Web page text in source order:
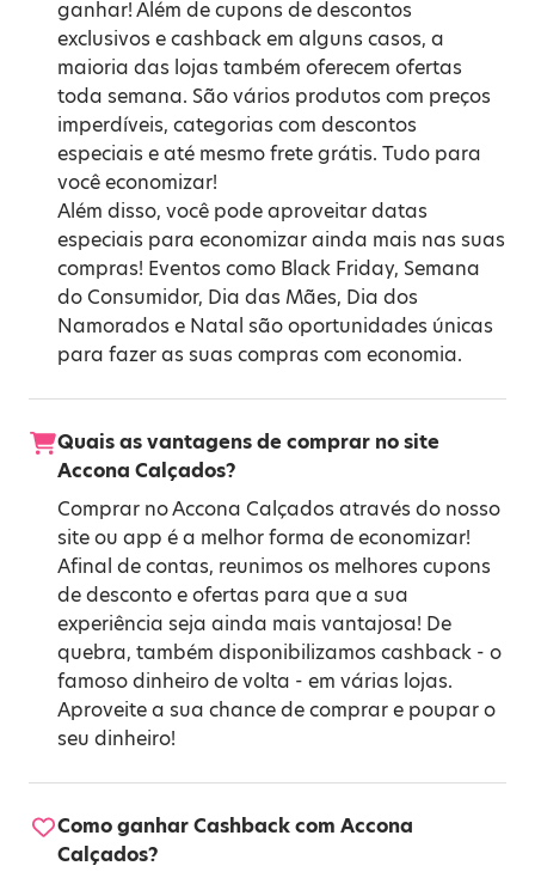
ganhar! Além de cupons de descontos
exclusivos e cashback em alguns casos, a
maioria das lojas também oferecem ofertas
toda semana. São vários produtos com preços
imperdíveis, categorias com descontos
especiais e até mesmo frete grátis. Tudo para
você economizar!
Além disso, você pode aproveitar datas
especiais para economizar ainda mais nas suas
compras! Eventos como Black Friday, Semana
do Consumidor, Dia das Mães, Dia dos
Namorados e Natal são oportunidades únicas
para fazer as suas compras com economia.
Quais as vantagens de comprar no site
Accona Calçados?
Comprar no Accona Calçados através do nosso
site ou app é a melhor forma de economizar!
Afinal de contas, reunimos os melhores cupons
de desconto e ofertas para que a sua
experiência seja ainda mais vantajosa! De
quebra, também disponibilizamos cashback - o
famoso dinheiro de volta - em várias lojas.
Aproveite a sua chance de comprar e poupar o
seu dinheiro!
Como ganhar Cashback com Accona
Calçados?